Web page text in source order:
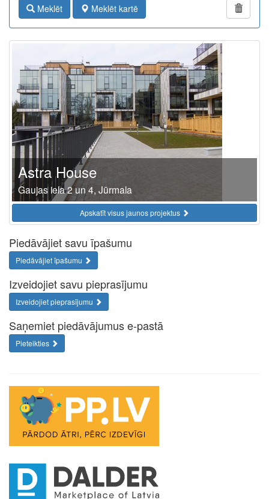
Meklēt Meklēt kartē
Astra House
Gaujas iela 2 un 4, Jūrmala
Apskatīt visus jaunos projektus
Piedāvājiet savu īpašumu
Piedāvājiet īpašumu
Izveidojiet savu pieprasījumu
Izveidojiet pieprasījumu
Saņemiet piedāvājumus e-pastā
Pieteikties